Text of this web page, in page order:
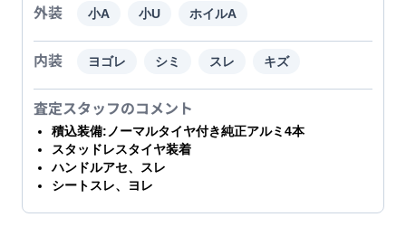
外装 小A 小U ホイルA
内装 ヨゴレ シミ スレ キズ
査定スタッフのコメント
積込装備:ノーマルタイヤ付き純正アルミ4本
スタッドレスタイヤ装着
ハンドルアセ、スレ
シートスレ、ヨレ